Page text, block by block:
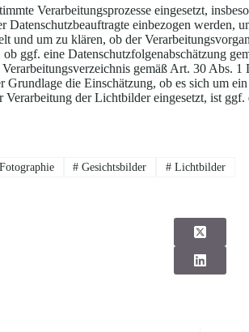
Verarbeitungsprozesse eingesetzt,
Datenschutzbeauftragte einbezogen werden,
und um zu klären, ob der
ggf. eine Datenschutzfolgenabschätzung
gemäß Art. 30 Abs.
Grundlage die Einschätzung, ob es sich um
Verarbeitung der Lichtbilder eingesetzt, ist
# Gesichtsbilder # Lichtbilder